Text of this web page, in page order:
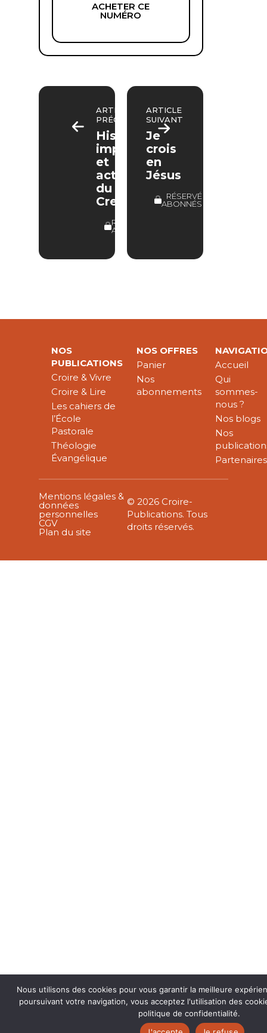
ACHETER CE
NUMÉRO
ARTICLE
PRÉCÉDENT
Histoire,
importance
et
actualité
du
Credo
RÉSERVÉ
ABONNÉS
ARTICLE
SUIVANT
Je
crois
en
Jésus
RÉSERVÉ
ABONNÉS
NOS
PUBLICATIONS
Croire & Vivre
Croire & Lire
Les cahiers de
l’École
Pastorale
Théologie
Évangélique
NOS OFFRES
Panier
Nos
abonnements
Accueil
Qui
sommes-
nous ?
Nos blogs
Nos
Partenaires
Mentions légales &
données
personnelles
CGV
Plan du site
© 2026 Croire-
Publications. Tous
droits réservés.
Nous utilisons des cookies pour vous garantir la meilleure
poursuivant votre navigation, vous acceptez l'utilisation des
politique de confidentialité.